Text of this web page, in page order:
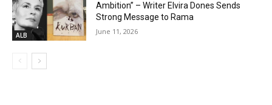
ALB
Ambition” – Writer Elvira Dones Sends
Strong Message to Rama
June 11, 2026